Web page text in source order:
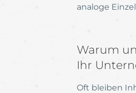
analoge
Warum
Ihr
Oft bleiben